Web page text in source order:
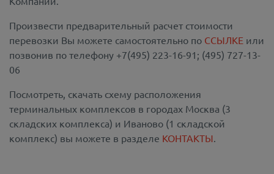
Произвести предварительный расчет стоимости
перевозки Вы можете самостоятельно по ССЫЛКЕ или
позвонив по телефону +7(495) 223-16-91; (495) 727-13-
06
Посмотреть, скачать схему расположения
терминальных комплексов в городах Москва (3
складских комплекса) и Иваново (1 складской
комплекс) вы можете в разделе КОНТАКТЫ.